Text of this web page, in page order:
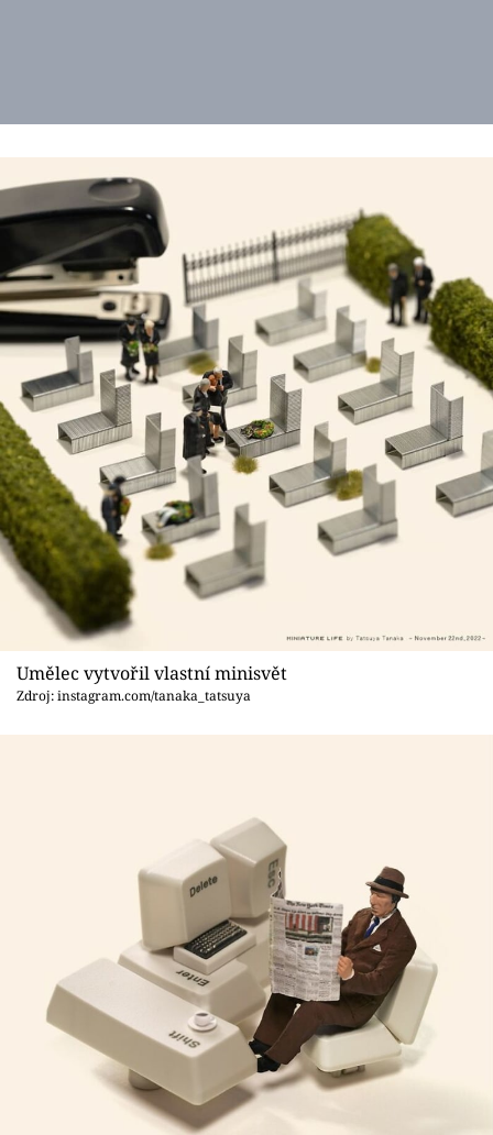
Umělec vytvořil vlastní minisvět
Zdroj: instagram.com/tanaka_tatsuya